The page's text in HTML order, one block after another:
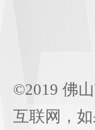
©2019 佛
互联网，